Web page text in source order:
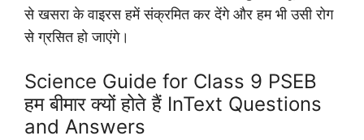
से खसरा के वाइरस हमें संक्रमित कर देंगे और हम भी उसी रोग
से ग्रसित हो जाएंगे।
Science Guide for Class 9 PSEB
हम बीमार क्यों होते हैं InText Questions
and Answers